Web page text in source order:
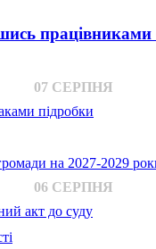
працівниками
07 СЕРПНЯ
підробки
на 2027-2029
06 СЕРПНЯ
акт до суду